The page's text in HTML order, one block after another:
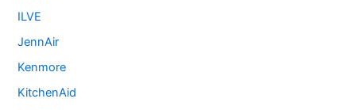
ILVE
JennAir
Kenmore
KitchenAid